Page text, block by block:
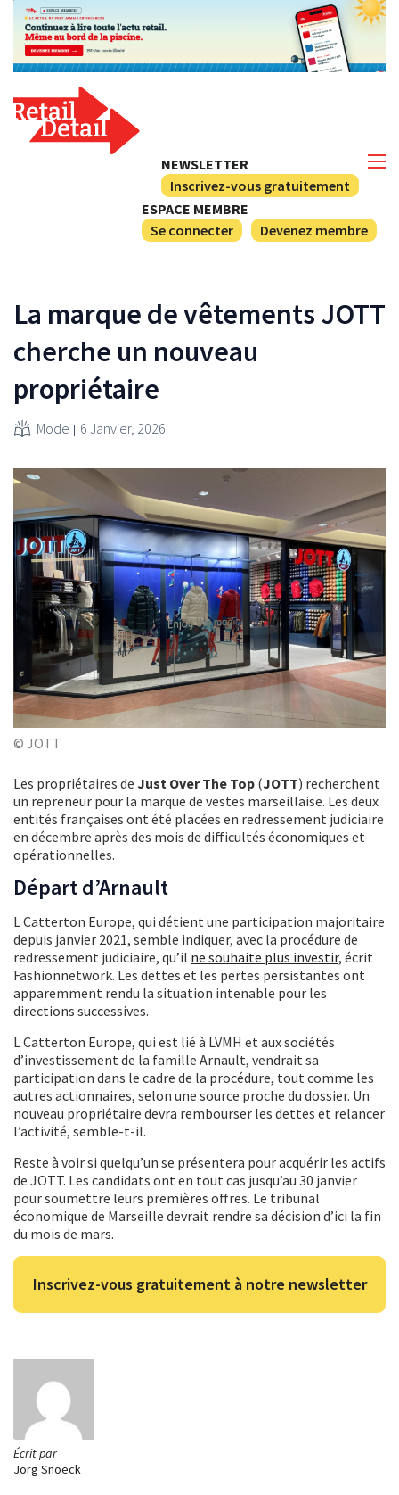
NEWSLETTER
Inscrivez-vous gratuitement
ESPACE MEMBRE
Se connecter
Devenez membre
Écrit par
Jorg Snoeck
La marque de vêtements JOTT
cherche un nouveau
propriétaire
Mode 6 Janvier, 2026
© JOTT
Les propriétaires de Just Over The Top (JOTT) recherchent
un repreneur pour la marque de vestes marseillaise. Les deux
entités françaises ont été placées en redressement judiciaire
en décembre après des mois de difficultés économiques et
opérationnelles.
Départ d’Arnault
L Catterton Europe, qui détient une participation majoritaire
depuis janvier 2021, semble indiquer, avec la procédure de
redressement judiciaire, qu’il ne souhaite plus investir, écrit
Fashionnetwork. Les dettes et les pertes persistantes ont
apparemment rendu la situation intenable pour les
directions successives.
L Catterton Europe, qui est lié à LVMH et aux sociétés
d’investissement de la famille Arnault, vendrait sa
participation dans le cadre de la procédure, tout comme les
autres actionnaires, selon une source proche du dossier. Un
nouveau propriétaire devra rembourser les dettes et relancer
l’activité, semble-t-il.
Reste à voir si quelqu’un se présentera pour acquérir les actifs
de JOTT. Les candidats ont en tout cas jusqu’au 30 janvier
pour soumettre leurs premières offres. Le tribunal
économique de Marseille devrait rendre sa décision d’ici la fin
du mois de mars.
Inscrivez-vous gratuitement à notre newsletter